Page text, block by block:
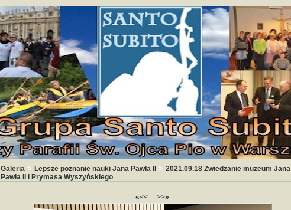
Galeria > Lepsze poznanie nauki Jana Pawła II > 2021.09.18 Zwiedzanie muzeum Jana
Pawła II i Prymasa Wyszyńskiego
«<< >>»